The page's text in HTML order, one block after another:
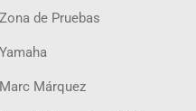
Zona de Pruebas
Yamaha
Marc Márquez